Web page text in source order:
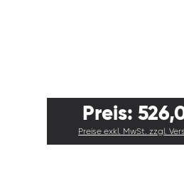
Preis:
Preise exkl. MwSt. zzgl.